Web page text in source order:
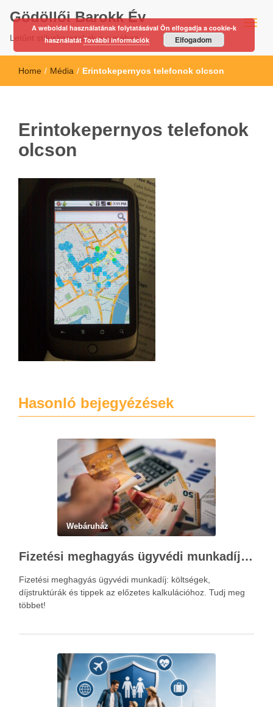
Gödöllői Barokk Év
Letűnt stíluskorszakok nyomában…
Home / Média / Erintokepernyos telefonok olcson
Erintokepernyos telefonok
olcson
Hasonló bejegyézések
Webáruház
Fizetési meghagyás ügyvédi munkadíja: teljes költségvetési útmutató
Fizetési meghagyás ügyvédi munkadíj: költségek,
díjstruktúrák és tippek az előzetes kalkulációhoz. Tudj meg
többet!
A weboldal használatának folytatásával Ön elfogadja a cookie-k
használatátTovábbi információk Elfogadom